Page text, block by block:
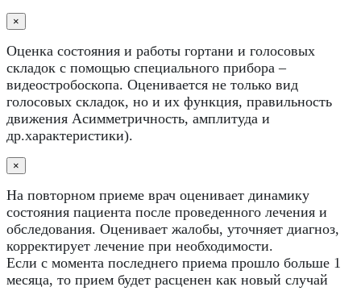
×
Оценка состояния и работы гортани и голосовых
складок с помощью специального прибора –
видеостробоскопа. Оценивается не только вид
голосовых складок, но и их функция, правильность
движения Асимметричность, амплитуда и
др.характеристики).
×
На повторном приеме врач оценивает динамику
состояния пациента после проведенного лечения и
обследования. Оценивает жалобы, уточняет диагноз,
корректирует лечение при необходимости.
Если с момента последнего приема прошло больше 1
месяца, то прием будет расценен как новый случай